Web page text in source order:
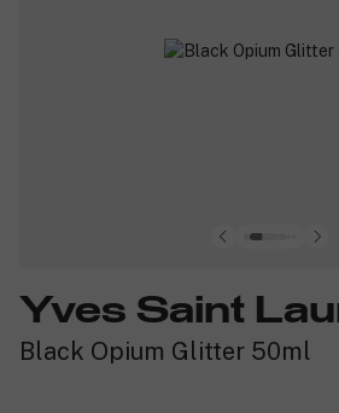
Yves Saint
Black Opium Glitter 50ml